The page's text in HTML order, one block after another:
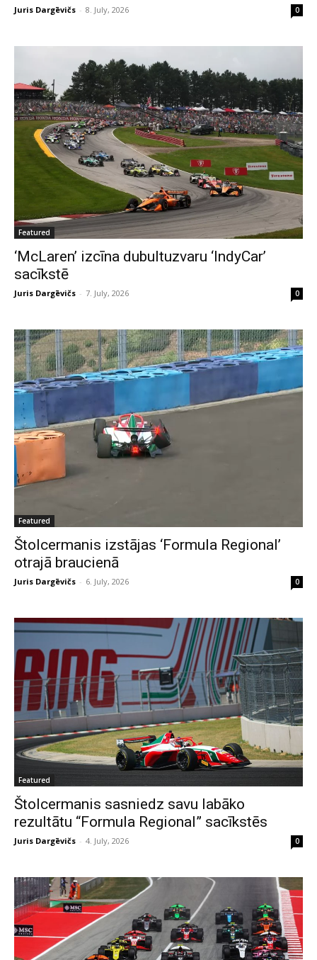
Juris Dargēvičs - 8. July, 2026 0
Featured
‘McLaren’ izcīna dubultuzvaru ‘IndyCar’
sacīkstē
Juris Dargēvičs - 7. July, 2026 0
Featured
Štolcermanis izstājas ‘Formula Regional’
otrajā braucienā
Juris Dargēvičs - 6. July, 2026 0
Featured
Štolcermanis sasniedz savu labāko
rezultātu “Formula Regional” sacīkstēs
Juris Dargēvičs - 4. July, 2026 0